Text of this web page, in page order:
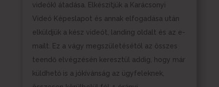
videók) átadása. Elkészítjük a Karácsonyi
Videó Képeslapot és annak elfogadása után
elküldjük a kész videót, landing oldalt és az e-
mailt. Ez a vágy megszületésétől az összes
teendő elvégzésén keresztül addig, hogy már
küldhető is a jókívánság az ügyfeleknek,